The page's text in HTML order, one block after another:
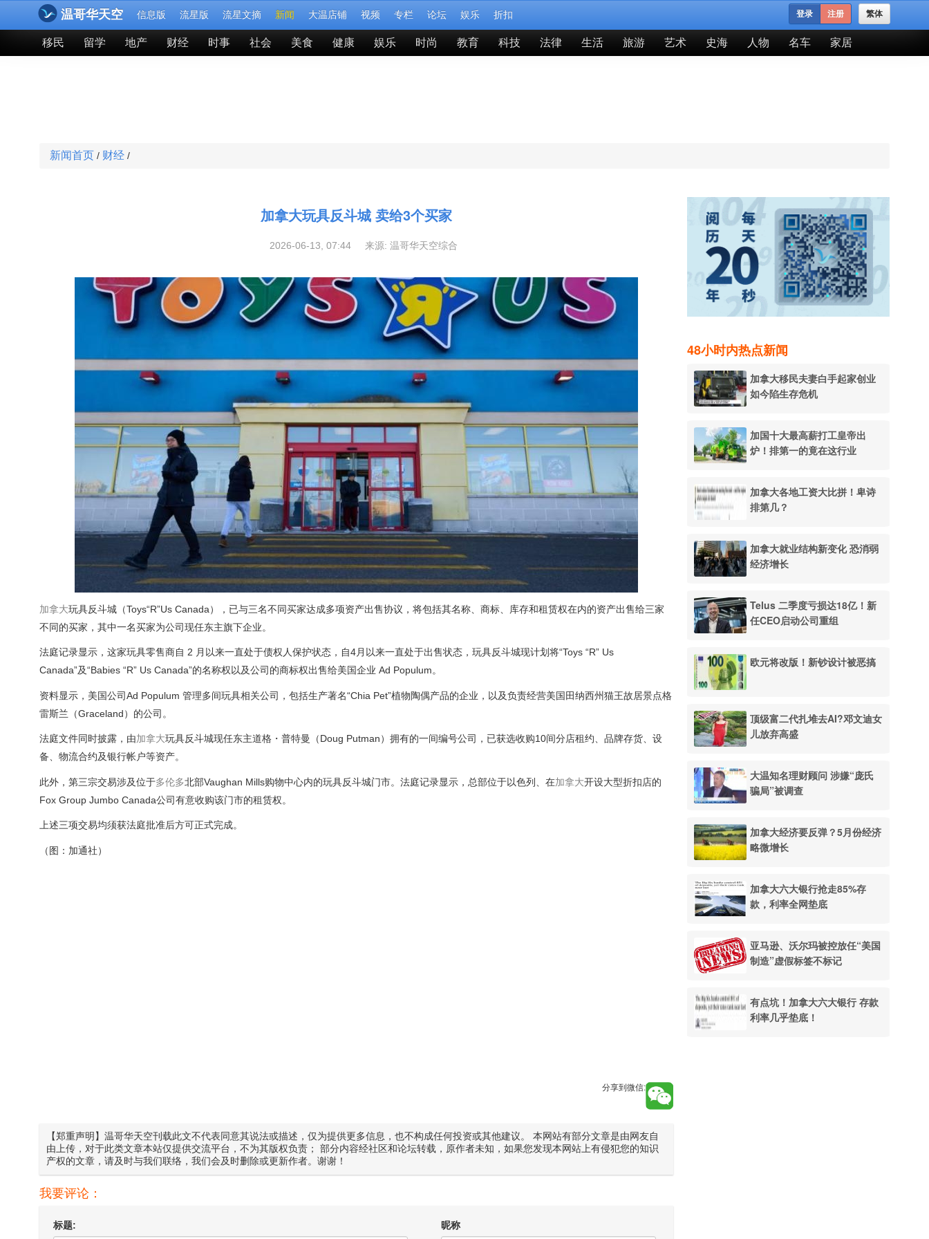
温哥华天空 信息版 流星版 流星文摘 新闻 大温店铺 视频 专栏 论坛 娱乐 折扣 繁体
登录 注册
移民 留学 地产 财经 时事 社会 美食 健康 娱乐 时尚 教育 科技 法律 生活 旅游 艺术 史海 人物 名车 家居
新闻首页 / 财经 /
加拿大玩具反斗城 卖给3个买家
2026-06-13, 07:44 来源: 温哥华天空综合
加拿大玩具反斗城（Toys“R”Us Canada），已与三名不同买家达成多项资产出售协议，将包括其名称、商标、库存和租赁权在内的资产出售给三家
不同的买家，其中一名买家为公司现任东主旗下企业。
法庭记录显示，这家玩具零售商自 2 月以来一直处于债权人保护状态，自4月以来一直处于出售状态，玩具反斗城现计划将“Toys “R” Us
Canada”及“Babies “R” Us Canada”的名称权以及公司的商标权出售给美国企业 Ad Populum。
资料显示，美国公司Ad Populum 管理多间玩具相关公司，包括生产著名“Chia Pet”植物陶偶产品的企业，以及负责经营美国田纳西州猫王故居景点格
雷斯兰（Graceland）的公司。
法庭文件同时披露，由加拿大玩具反斗城现任东主道格・普特曼（Doug Putman）拥有的一间编号公司，已获选收购10间分店租约、品牌存货、设
备、物流合约及银行帐户等资产。
此外，第三宗交易涉及位于多伦多北部Vaughan Mills购物中心内的玩具反斗城门市。法庭记录显示，总部位于以色列、在加拿大开设大型折扣店的
Fox Group Jumbo Canada公司有意收购该门市的租赁权。
上述三项交易均须获法庭批准后方可正式完成。
（图：加通社）
分享到微信:
【郑重声明】温哥华天空刊载此文不代表同意其说法或描述，仅为提供更多信息，也不构成任何投资或其他建议。 本网站有部分文章是由网友自
由上传，对于此类文章本站仅提供交流平台，不为其版权负责； 部分内容经社区和论坛转载，原作者未知，如果您发现本网站上有侵犯您的知识
产权的文章，请及时与我们联络，我们会及时删除或更新作者。谢谢！
我要评论：
标题: 昵称
48小时内热点新闻
加拿大移民夫妻白手起家创业
如今陷生存危机
加国十大最高薪打工皇帝出
炉！排第一的竟在这行业
加拿大各地工资大比拼！卑诗
排第几？
加拿大就业结构新变化 恐消弱
经济增长
Telus 二季度亏损达18亿！新
任CEO启动公司重组
欧元将改版！新钞设计被恶搞
顶级富二代扎堆去AI?邓文迪女
儿放弃高盛
大温知名理财顾问 涉嫌“庞氏
骗局”被调查
加拿大经济要反弹？5月份经济
略微增长
加拿大六大银行抢走85%存
款，利率全网垫底
亚马逊、沃尔玛被控放任“美国
制造”虚假标签不标记
有点坑！加拿大六大银行 存款
利率几乎垫底！